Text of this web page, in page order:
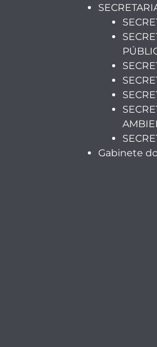
Gabinete